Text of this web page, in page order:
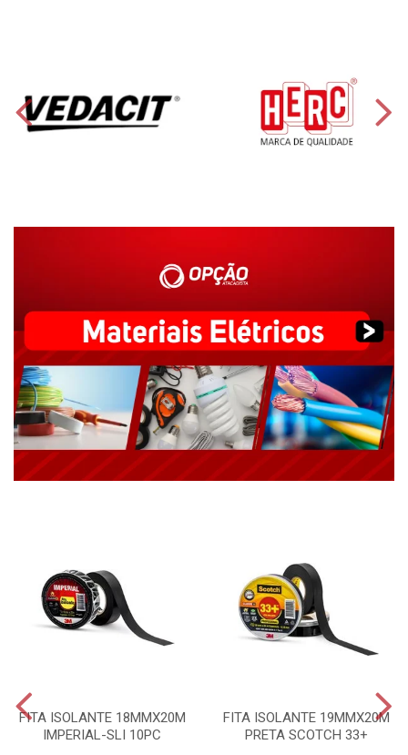
FITA ISOLANTE 18MMX20M
IMPERIAL-SLI 10PC
FITA ISOLANTE 19MMX20M
PRETA SCOTCH 33+